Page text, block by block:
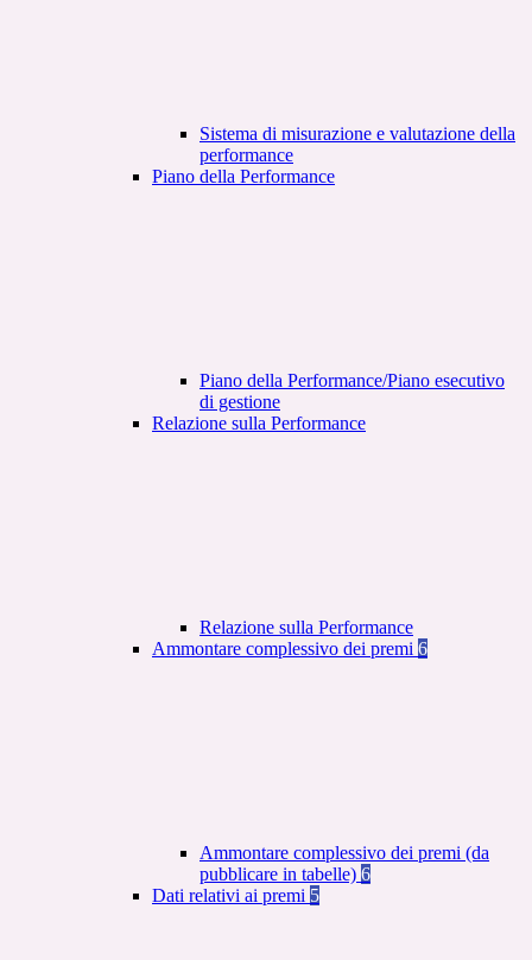
Sistema di misurazione e valutazione della
performance
Piano della Performance
Piano della Performance/Piano esecutivo
di gestione
Relazione sulla Performance
Relazione sulla Performance
Ammontare complessivo dei premi 6
Ammontare complessivo dei premi (da
pubblicare in tabelle) 6
Dati relativi ai premi 5